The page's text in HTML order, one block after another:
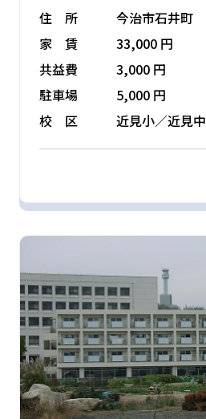
住 所
今治市石井町
家 賃
33,000 円
共益費
3,000 円
駐車場
5,000 円
校 区
近見小／近見中